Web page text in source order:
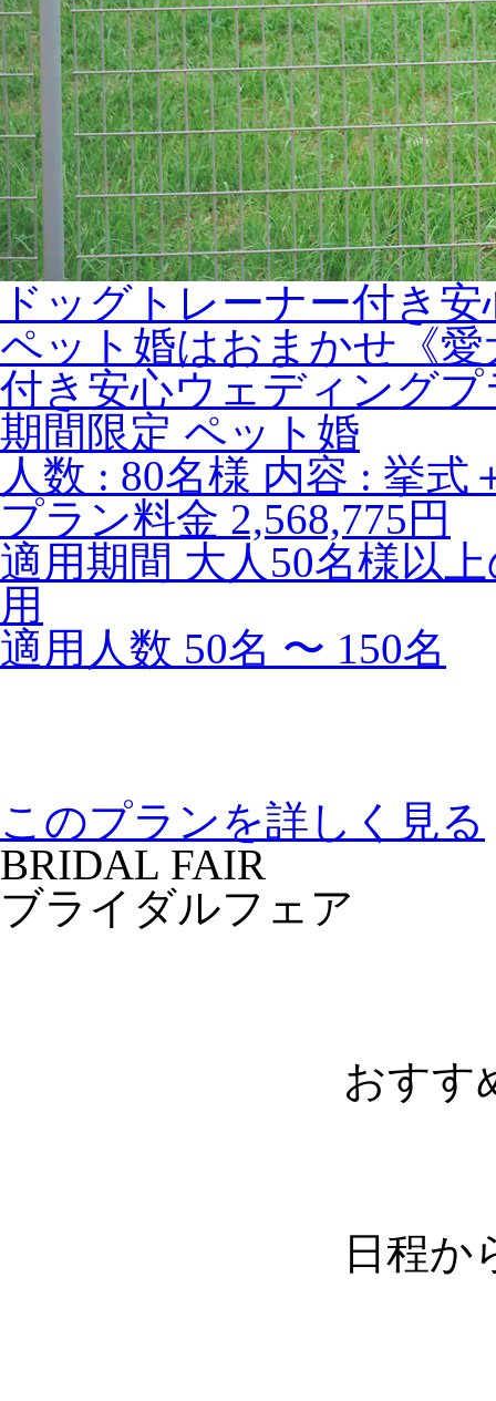
ドッグトレーナー付き
ペット婚はおまかせ《
付き安心ウェディングプ
期間限定 ペット婚
人数 : 80名様 内容 : 挙式
プラン料金 2,568,775円
適用期間 大人50名様以
用
適用人数 50名 〜 150名
このプランを詳しく見る
BRIDAL FAIR
ブライダルフェア
おすす
日程か